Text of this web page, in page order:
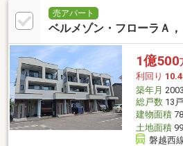
売アパート
ベルメゾン・フローラＡ，
1億500
利回り
築年月
総戸数13戸
建物面積
土地面積
磐越西